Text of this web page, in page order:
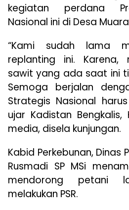
kegiatan perdana
Nasional ini di Desa Muara
“Kami sudah lama
replanting ini. Karena,
sawit yang ada saat ini
Semoga berjalan
Strategis Nasional
ujar Kadistan
media, disela kunjungan.
Kabid Perkebunan, Dinas
Rusmadi SP MSi
mendorong petani
melakukan PSR.